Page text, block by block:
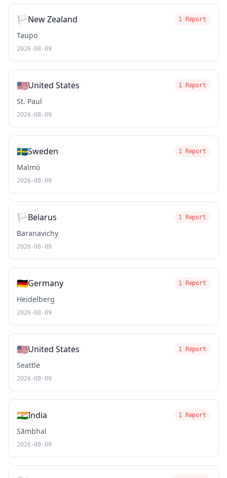
🏳️New Zealand 1 Report
Taupo
2026-08-09
🇺🇸United States 1 Report
St. Paul
2026-08-09
🇸🇪Sweden 1 Report
Malmö
2026-08-09
🏳️Belarus 1 Report
Baranavichy
2026-08-09
🇩🇪Germany 1 Report
Heidelberg
2026-08-09
🇺🇸United States 1 Report
Seattle
2026-08-09
🇮🇳India 1 Report
Sāmbhal
2026-08-09